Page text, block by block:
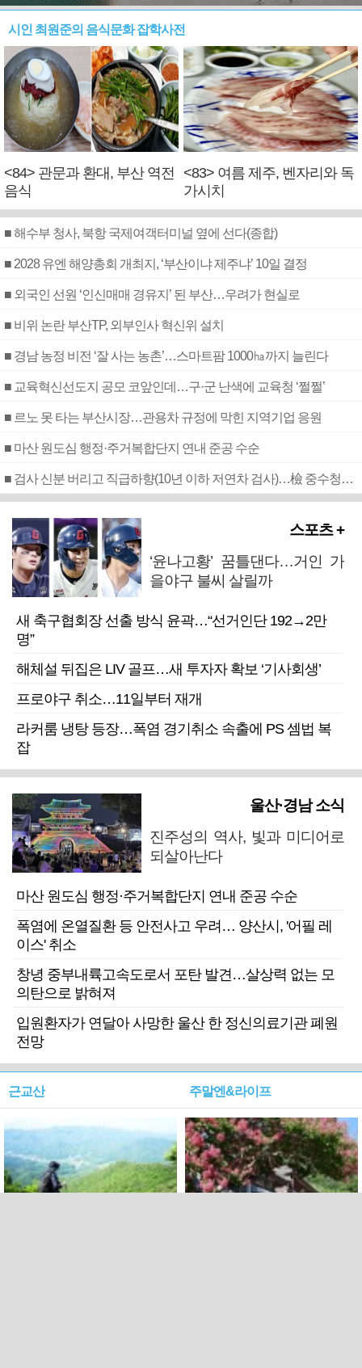
시인 최원준의 음식문화 잡학사전
<84> 관문과 환대, 부산 역전
음식
<83> 여름 제주, 벤자리와 독
가시치
■ 해수부 청사, 북항 국제여객터미널 옆에 선다(종합)
■ 2028 유엔 해양총회 개최지, ‘부산이냐 제주냐’ 10일 결정
■ 외국인 선원 ‘인신매매 경유지’ 된 부산…우려가 현실로
■ 비위 논란 부산TP, 외부인사 혁신위 설치
■ 경남 농정 비전 ‘잘 사는 농촌’…스마트팜 1000㏊까지 늘린다
■ 교육혁신선도지 공모 코앞인데…구·군 난색에 교육청 ‘쩔쩔’
■ 르노 못 타는 부산시장…관용차 규정에 막힌 지역기업 응원
■ 마산 원도심 행정·주거복합단지 연내 준공 수순
■ 검사 신분 버리고 직급하향(10년 이하 저연차 검사)…檢 중수청행 기피
스포츠 +
‘윤나고황’ 꿈틀댄다…거인 가
을야구 불씨 살릴까
새 축구협회장 선출 방식 윤곽…“선거인단 192→2만
명”
해체설 뒤집은 LIV 골프…새 투자자 확보 ‘기사회생’
프로야구 취소…11일부터 재개
라커룸 냉탕 등장…폭염 경기취소 속출에 PS 셈법 복
잡
울산·경남 소식
진주성의 역사, 빛과 미디어로
되살아난다
마산 원도심 행정·주거복합단지 연내 준공 수순
폭염에 온열질환 등 안전사고 우려… 양산시, '어필 레
이스' 취소
창녕 중부내륙고속도로서 포탄 발견…살상력 없는 모
의탄으로 밝혀져
입원환자가 연달아 사망한 울산 한 정신의료기관 폐원
전망
근교산 주말엔&라이프